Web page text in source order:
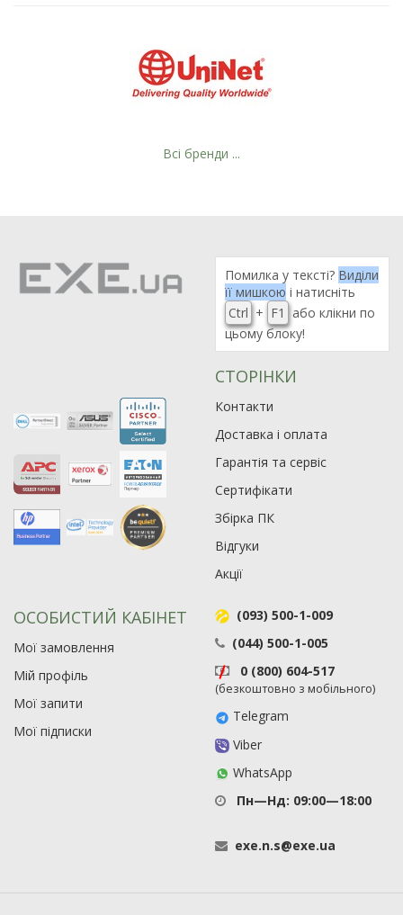
90
Всі бренди ...
Помилка у тексті? Виділи
її мишкою і натисніть
Ctrl + F1
або клікни по
цьому блоку!
СТОРІНКИ
Контакти
Доставка і оплата
Гарантія та сервіс
Сертифікати
Збірка ПК
Відгуки
Акції
ОСОБИСТИЙ КАБІНЕТ
Мої замовлення
Мій профіль
Мої запити
Мої підписки
(093) 500-1-009
(044) 500-1-005
0 (800) 604-517
(безкоштовно з мобільного)
Telegram
Viber
WhatsApp
Пн—Нд: 09:00—18:00
exe.n.s@exe.ua